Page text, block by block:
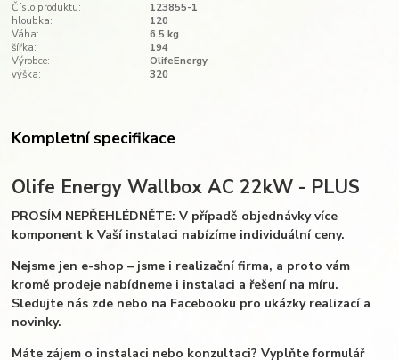
Číslo produktu:
123855-1
hloubka:
120
Váha:
6.5 kg
šířka:
194
Výrobce:
OlifeEnergy
výška:
320
Kompletní specifikace
Olife Energy Wallbox AC 22kW - PLUS
PROSÍM NEPŘEHLÉDNĚTE: V případě objednávky více
komponent k Vaší instalaci nabízíme individuální ceny.
Nejsme jen e-shop – jsme i realizační firma, a proto vám
kromě prodeje nabídneme i instalaci a řešení na míru.
Sledujte nás zde nebo na Facebooku pro ukázky realizací a
novinky.
Máte zájem o instalaci nebo konzultaci? Vyplňte formulář